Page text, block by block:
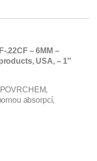
.22CF – 6MM –
USA, – 1″
absorpcí,